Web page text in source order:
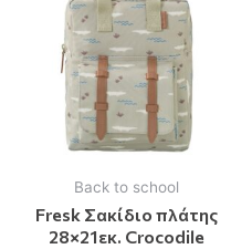
Back to school
Fresk Σακίδιο πλάτης
28×21εκ. Crocodile